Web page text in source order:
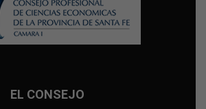
EL CONSEJO